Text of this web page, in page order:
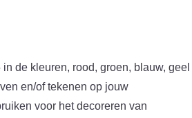
de kleuren, rood, groen, blauw, geel
en/of tekenen op jouw
voor het decoreren van